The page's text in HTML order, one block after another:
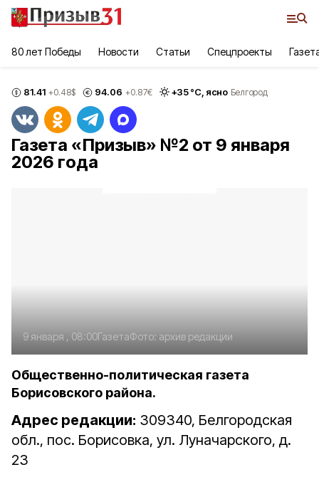
80 лет Победы Новости Статьи Спецпроекты
81.41 +0.48$ 94.06 +0.87€ +35°С, ясно Белгород
Газета «Призыв» №2 от 9 января
2026 года
9 января , 08:00ГазетаФото: архив редакции
Общественно-политическая газета
Борисовского района.
Адрес редакции: 309340, Белгородская
обл., пос. Борисовка, ул. Луначарского, д.
23